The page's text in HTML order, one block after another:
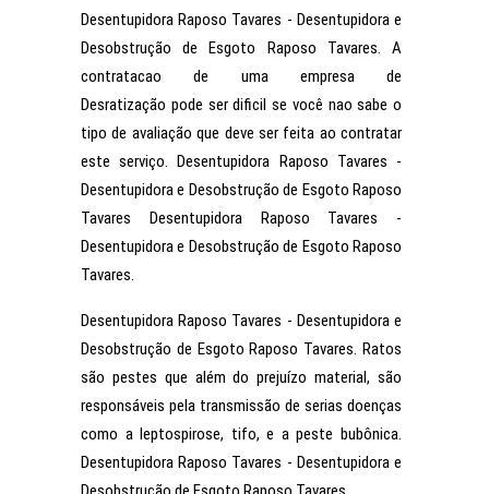
Desentupidora Raposo Tavares - Desentupidora e
Desobstrução de Esgoto Raposo Tavares. A
contratacao de uma empresa de
Desratização pode ser dificil se você nao sabe o
tipo de avaliação que deve ser feita ao contratar
este serviço. Desentupidora Raposo Tavares -
Desentupidora e Desobstrução de Esgoto Raposo
Tavares Desentupidora Raposo Tavares -
Desentupidora e Desobstrução de Esgoto Raposo
Tavares.
Desentupidora Raposo Tavares - Desentupidora e
Desobstrução de Esgoto Raposo Tavares. Ratos
são pestes que além do prejuízo material, são
responsáveis pela transmissão de serias doenças
como a leptospirose, tifo, e a peste bubônica.
Desentupidora Raposo Tavares - Desentupidora e